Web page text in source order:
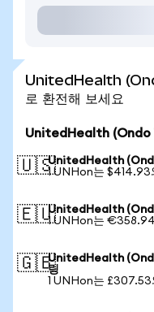
UnitedHealth
로 환전해 보세요
UnitedHealth (Ondo
🇺🇸UnitedHealth
1 UNHon는 $414.93
🇪🇺UnitedHealth
1 UNHon는
🇬🇧UnitedHealth
링
1 UNHon는 £307.53